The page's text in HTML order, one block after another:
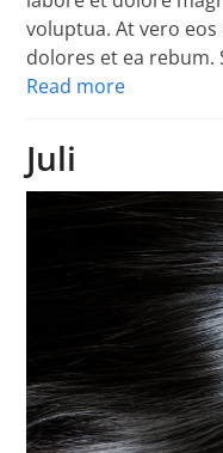
voluptua. At vero
dolores et ea
Read more
Juli